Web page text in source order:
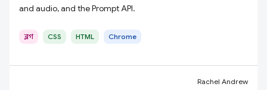
and audio, and the Prompt API.
ব্লগ CSS HTML Chrome
Rachel Andrew